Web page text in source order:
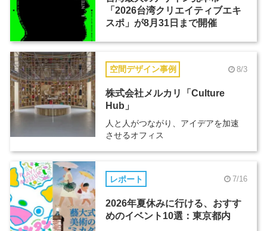
「2026台湾クリエイティブエキ
スポ」が8月31日まで開催
空間デザイン事例 8/3
株式会社メルカリ「Culture
Hub」
人と人がつながり、アイデアを加速
させるオフィス
レポート 7/16
2026年夏休みに行ける、おすす
めのイベント10選：東京都内